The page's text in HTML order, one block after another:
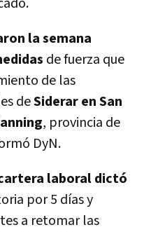
la semana
de fuerza que
de las
deSiderar en San
, provincia de
DyN.
laboral dictó
por 5 días y
a retomar las